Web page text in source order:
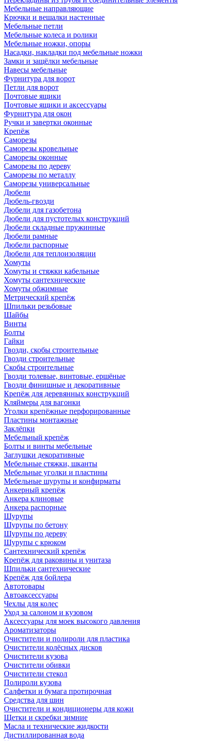
Мебельные направляющие
Крючки и вешалки настенные
Мебельные петли
Мебельные колеса и ролики
Мебельные ножки, опоры
Насадки, накладки под мебельные ножки
Замки и защёлки мебельные
Навесы мебельные
Фурнитура для ворот
Петли для ворот
Почтовые ящики
Почтовые ящики и аксессуары
Фурнитура для окон
Ручки и завертки оконные
Крепёж
Саморезы
Саморезы кровельные
Саморезы оконные
Саморезы по дереву
Саморезы по металлу
Саморезы универсальные
Дюбели
Дюбель-гвозди
Дюбели для газобетона
Дюбели для пустотелых конструкций
Дюбели складные пружинные
Дюбели рамные
Дюбели распорные
Дюбели для теплоизоляции
Хомуты
Хомуты и стяжки кабельные
Хомуты сантехнические
Хомуты обжимные
Метрический крепёж
Шпильки резьбовые
Шайбы
Винты
Болты
Гайки
Гвозди, скобы строительные
Гвозди строительные
Скобы строительные
Гвозди толевые, винтовые, ершёные
Гвозди финишные и декоративные
Крепёж для деревянных конструкций
Кляймеры для вагонки
Уголки крепёжные перфорированные
Пластины монтажные
Заклёпки
Мебельный крепёж
Болты и винты мебельные
Заглушки декоративные
Мебельные стяжки, шканты
Мебельные уголки и пластины
Мебельные шурупы и конфирматы
Анкерный крепёж
Анкера клиновые
Анкера распорные
Шурупы
Шурупы по бетону
Шурупы по дереву
Шурупы с крюком
Сантехнический крепёж
Крепёж для раковины и унитаза
Шпильки сантехнические
Крепёж для бойлера
Автотовары
Автоаксессуары
Чехлы для колес
Уход за салоном и кузовом
Аксессуары для моек высокого давления
Ароматизаторы
Очистители и полироли для пластика
Очистители колёсных дисков
Очистители кузова
Очистители обивки
Очистители стекол
Полироли кузова
Салфетки и бумага протирочная
Средства для шин
Очистители и кондиционеры для кожи
Щетки и скребки зимние
Масла и технические жидкости
Дистиллированная вода